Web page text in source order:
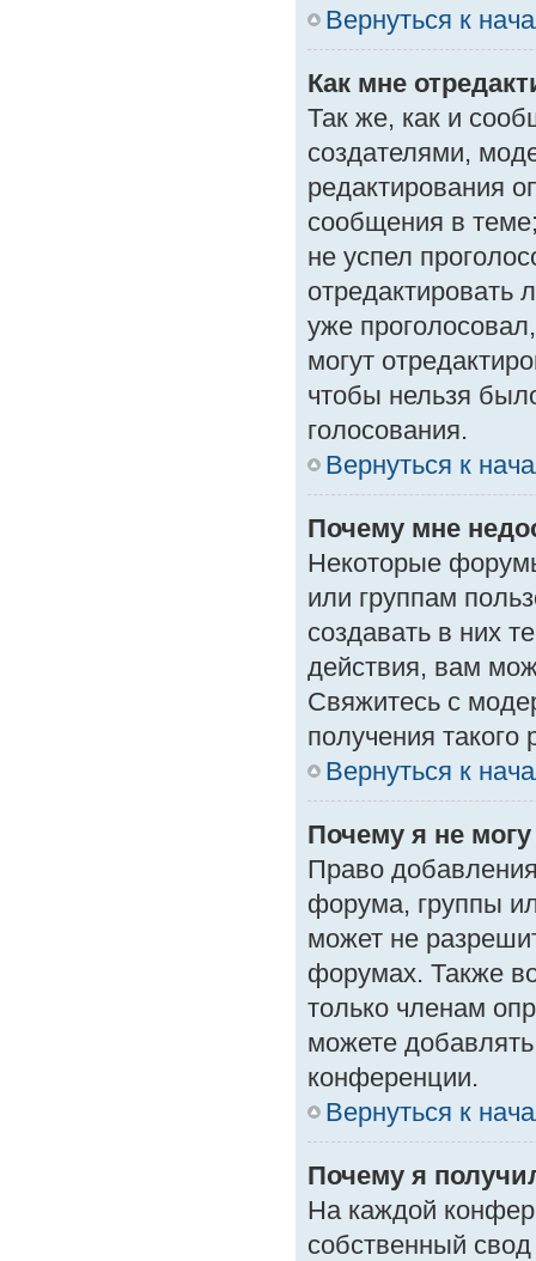
Вернуться к
Как мне
Так же, как и
создателями,
редактирования
сообщения в
не успел
отредактировать
уже
могут
чтобы нельзя
голосования.
Вернуться к
Почему мне
Некоторые
или группам
создавать в них
действия, вам
Свяжитесь с
получения такого
Вернуться к
Почему я не
Право
форума, группы
может не
форумах. Также
только членам
можете
конференции.
Вернуться к
Почему я
На каждой
собственный